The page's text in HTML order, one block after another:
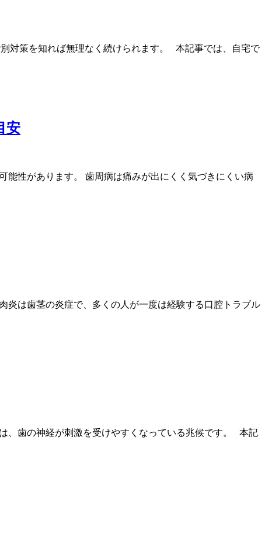
対策を知れば無理なく続けられます。 本記事では、自宅で
安
能性があります。 歯周病は痛みが出にくく気づきにくい病
炎は歯茎の炎症で、多くの人が一度は経験する口腔トラブル
、歯の神経が刺激を受けやすくなっている兆候です。 本記